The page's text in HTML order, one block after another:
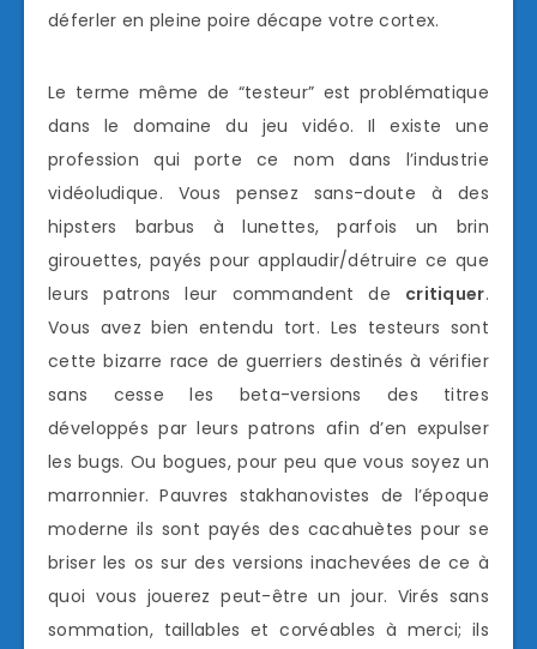
déferler en pleine poire décape votre cortex.
Le terme même de “testeur” est problématique
dans le domaine du jeu vidéo. Il existe une
profession qui porte ce nom dans l’industrie
vidéoludique. Vous pensez sans-doute à des
hipsters barbus à lunettes, parfois un brin
girouettes, payés pour applaudir/détruire ce que
leurs patrons leur commandent de critiquer.
Vous avez bien entendu tort. Les testeurs sont
cette bizarre race de guerriers destinés à vérifier
sans cesse les beta-versions des titres
développés par leurs patrons afin d’en expulser
les bugs. Ou bogues, pour peu que vous soyez un
marronnier. Pauvres stakhanovistes de l’époque
moderne ils sont payés des cacahuètes pour se
briser les os sur des versions inachevées de ce à
quoi vous jouerez peut-être un jour. Virés sans
sommation, taillables et corvéables à merci; ils